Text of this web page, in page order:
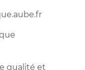
qualité et